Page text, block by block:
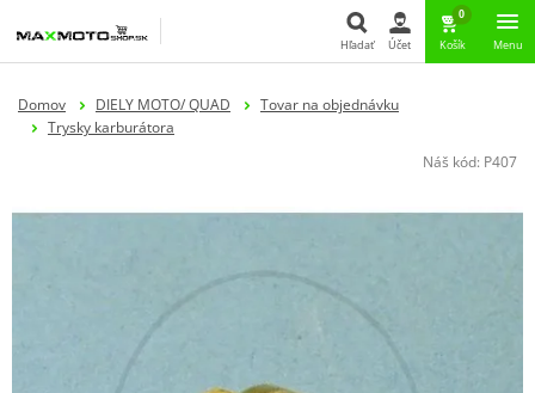
Hľadať Účet
0
Košík Menu
Domov DIELY MOTO/ QUAD
Tovar na objednávku
Trysky karburátora
Náš kód: P407